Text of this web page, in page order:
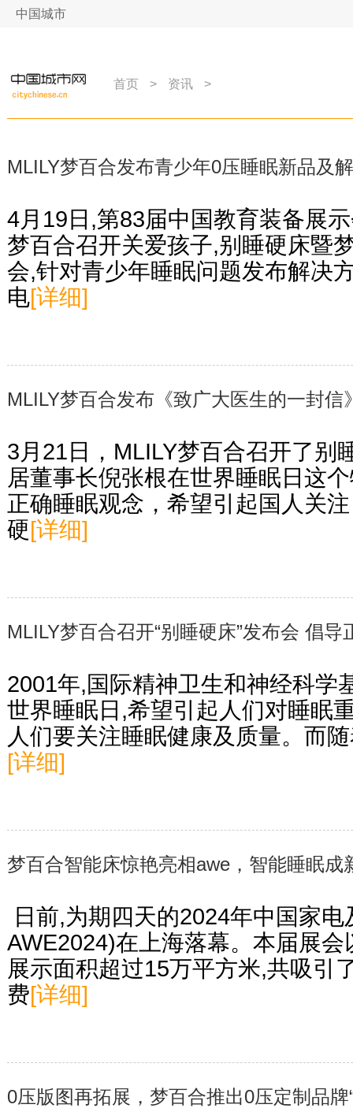
中国城市
首页 > 资讯 >
MLILY梦百合发布青少年0压睡眠新品及
4月19日,第83届中国教育装备展
梦百合召开关爱孩子,别睡硬床暨
会,针对青少年睡眠问题发布解决
电[详细]
MLILY梦百合发布《致广大医生的一封
3月21日，MLILY梦百合召开了别
居董事长倪张根在世界睡眠日这
正确睡眠观念，希望引起国人关
硬[详细]
MLILY梦百合召开“别睡硬床”发布会 倡导
2001年,国际精神卫生和神经科学
世界睡眠日,希望引起人们对睡眠
人们要关注睡眠健康及质量。而
[详细]
梦百合智能床惊艳亮相awe，智能睡眠成
日前,为期四天的2024年中国家
AWE2024)在上海落幕。本届展
展示面积超过15万平方米,共吸引
费[详细]
0压版图再拓展，梦百合推出0压定制品牌